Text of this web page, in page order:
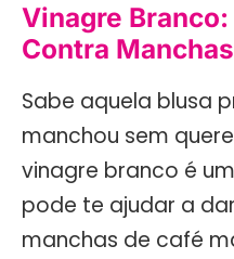
Vinagre
Contra
Sabe aquela blusa
manchou sem
vinagre branco é
pode te ajudar a
manchas de café